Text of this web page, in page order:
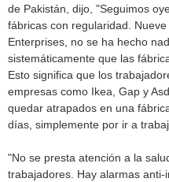
de Pakistán, dijo, "Seguimos
fábricas con regularidad.
Enterprises, no se ha hecho
sistemáticamente que las
Esto significa que los
empresas como Ikea, Gap y
quedar atrapados en una
días, simplemente por ir a
"No se presta atención a la
trabajadores. Hay alarmas